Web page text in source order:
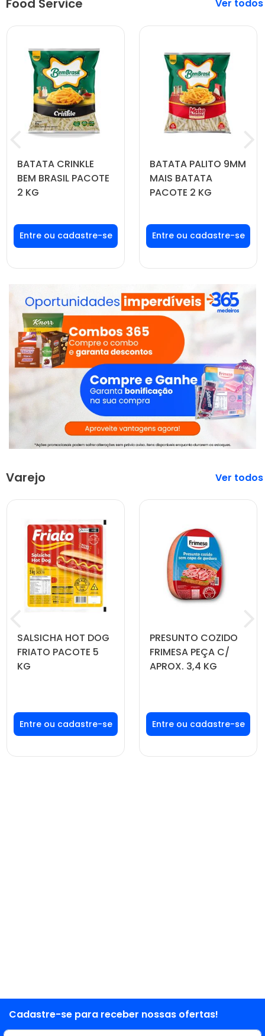
Food Service
BATATA CRINKLE
BEM BRASIL PACOTE
2 KG
Faça seu login ou
cadastre-se para
ver preços e
BATATA PALITO 9MM
MAIS BATATA
PACOTE 2 KG
Faça seu login ou
cadastre-se para
ver preços e
Varejo
SALSICHA HOT DOG
FRIATO PACOTE 5
KG
Faça seu login ou
cadastre-se para
ver preços e
PRESUNTO COZIDO
FRIMESA PEÇA C/
APROX. 3,4 KG
Faça seu login ou
cadastre-se para
ver preços e
Cadastre-se para receber nossas ofertas!